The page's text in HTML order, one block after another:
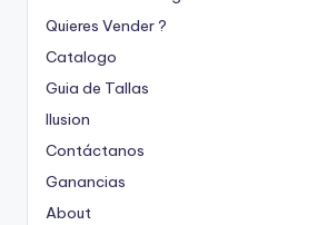
Quieres Vender ?
Catalogo
Guia de Tallas
Ilusion
Contáctanos
Ganancias
About